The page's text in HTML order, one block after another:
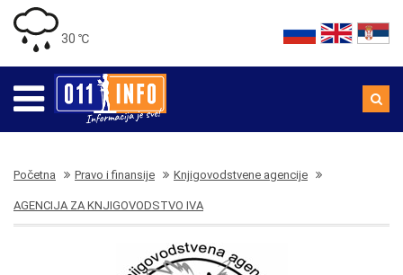
30 ℃
Početna Pravo i finansije Knjigovodstvene agencije
AGENCIJA ZA KNJIGOVODSTVO IVA